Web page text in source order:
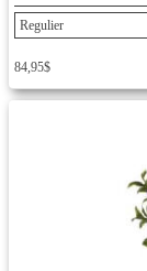
84,95$